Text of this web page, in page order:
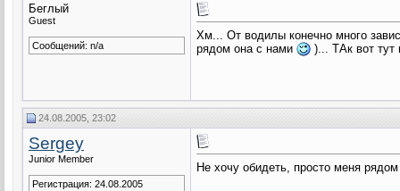
Беглый
Guest
Сообщений: n/a
Хм... От водилы конечно много
рядом она с нами
)... ТАк вот тут
24.08.2005, 23:02
Sergey
Junior Member
Регистрация: 24.08.2005
Не хочу обидеть, просто меня